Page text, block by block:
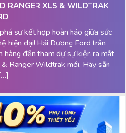
RANGER XLS & WILDTRAK
sự kết hợp hoàn hảo giữa sức
hiện đại! Hải Dương Ford trân
hàng đến tham dự sự kiện ra mắt
Ranger Wildtrak mới. Hãy sẵn